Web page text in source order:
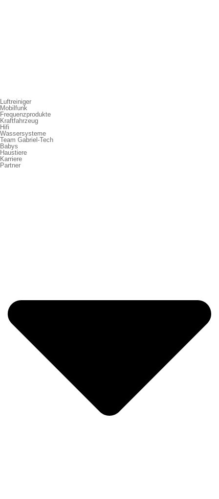
Luftreiniger
Mobilfunk
Frequenzprodukte
Kraftfahrzeug
Hifi
Wassersysteme
Team Gabriel-Tech
Babys
Haustiere
Karriere
Partner